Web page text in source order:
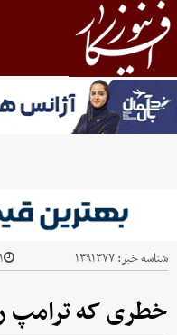
شناسه خبر:۱۳۹۱۳۷۷
خطری که ترامپ